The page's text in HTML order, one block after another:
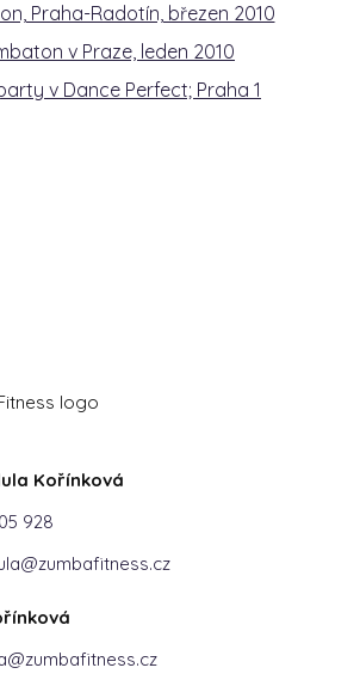
Praha-Radotín, březen 2010
v Praze, leden 2010
v Dance Perfect; Praha 1
Kořínková
928